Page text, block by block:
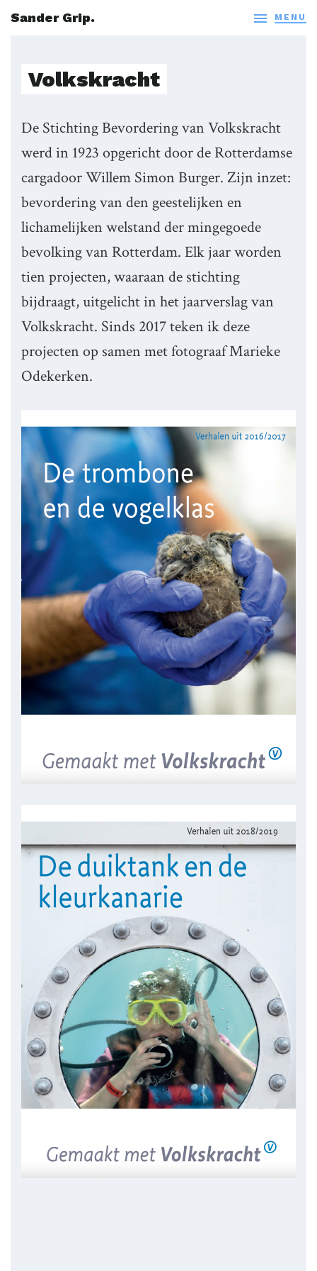
Sander Grip.  MENU
Volkskracht
De Stichting Bevordering van Volkskracht
werd in 1923 opgericht door de Rotterdamse
cargadoor Willem Simon Burger. Zijn inzet:
bevordering van den geestelijken en
lichamelijken welstand der mingegoede
bevolking van Rotterdam. Elk jaar worden
tien projecten, waaraan de stichting
bijdraagt, uitgelicht in het jaarverslag van
Volkskracht. Sinds 2017 teken ik deze
projecten op samen met fotograaf Marieke
Odekerken.